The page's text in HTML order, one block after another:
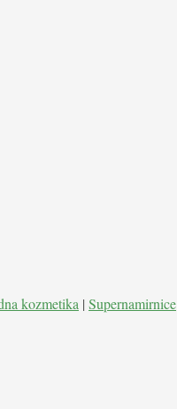
kozmetika | Supernamirnice